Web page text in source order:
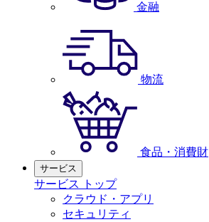
金融
物流
食品・消費財
サービス
サービス トップ
クラウド・アプリ
セキュリティ